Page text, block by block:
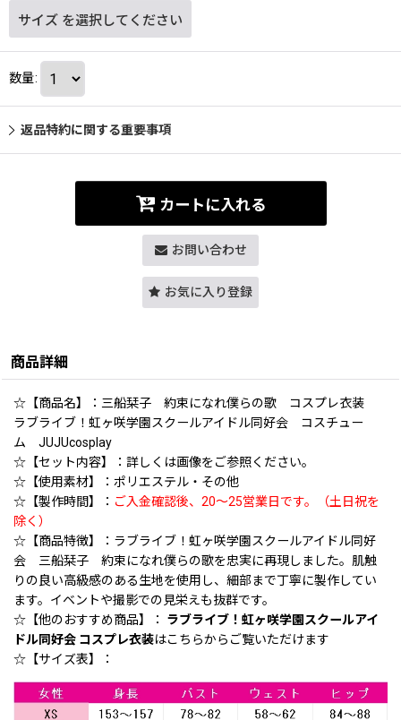
サイズ を選択してください
数量:
返品特約に関する重要事項
カートに入れる
お問い合わせ
お気に入り登録
商品詳細
☆【商品名】：三船栞子 約束になれ僕らの歌 コスプレ衣装
ラブライブ！虹ヶ咲学園スクールアイドル同好会 コスチュー
ム JUJUcosplay
☆【セット内容】：詳しくは画像をご参照ください。
☆【使用素材】：ポリエステル・その他
☆【製作時間】： ご入金確認後、20〜25営業日です。（土日祝を
除く）
☆【商品特徴】：ラブライブ！虹ヶ咲学園スクールアイドル同好
会 三船栞子 約束になれ僕らの歌を忠実に再現しました。肌触
りの良い高級感のある生地を使用し、細部まで丁寧に製作してい
ます。イベントや撮影での見栄えも抜群です。
☆【他のおすすめ商品】：
ラブライブ！虹ヶ咲学園スクールアイ
ドル同好会 コスプレ衣装はこちらからご覧いただけます
☆【サイズ表】：